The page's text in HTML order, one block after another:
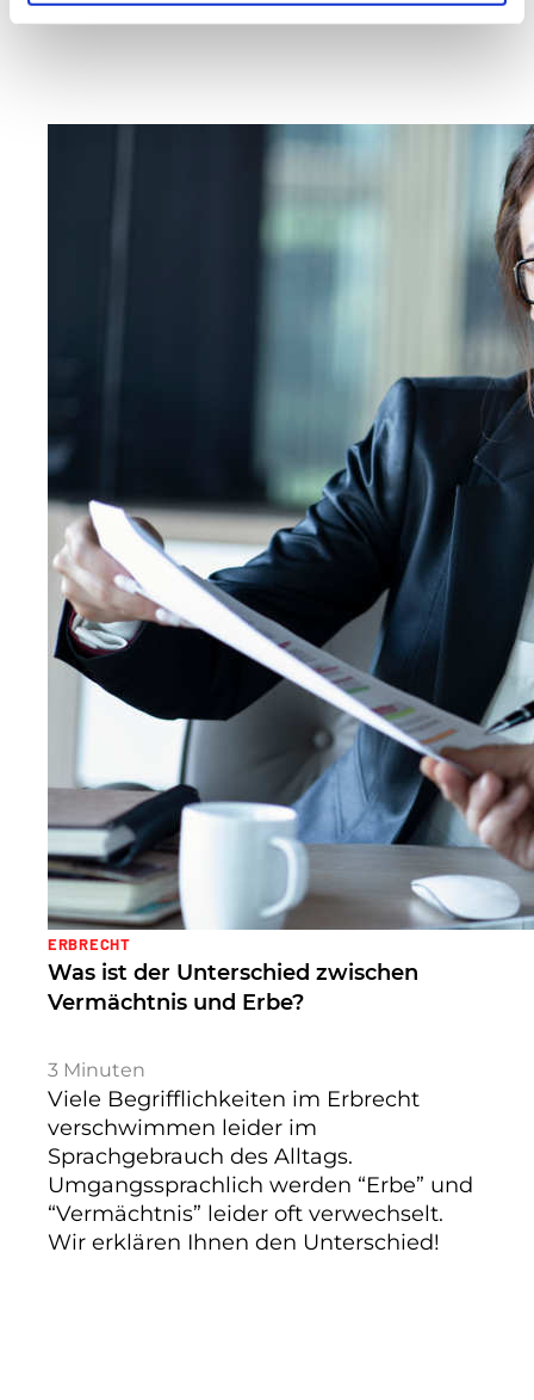
ERBRECHT
Was ist der Unterschied zwischen
Vermächtnis und Erbe?
3 Minuten
Viele Begrifflichkeiten im Erbrecht
verschwimmen leider im
Sprachgebrauch des Alltags.
Umgangssprachlich werden “Erbe” und
“Vermächtnis” leider oft verwechselt.
Wir erklären Ihnen den Unterschied!